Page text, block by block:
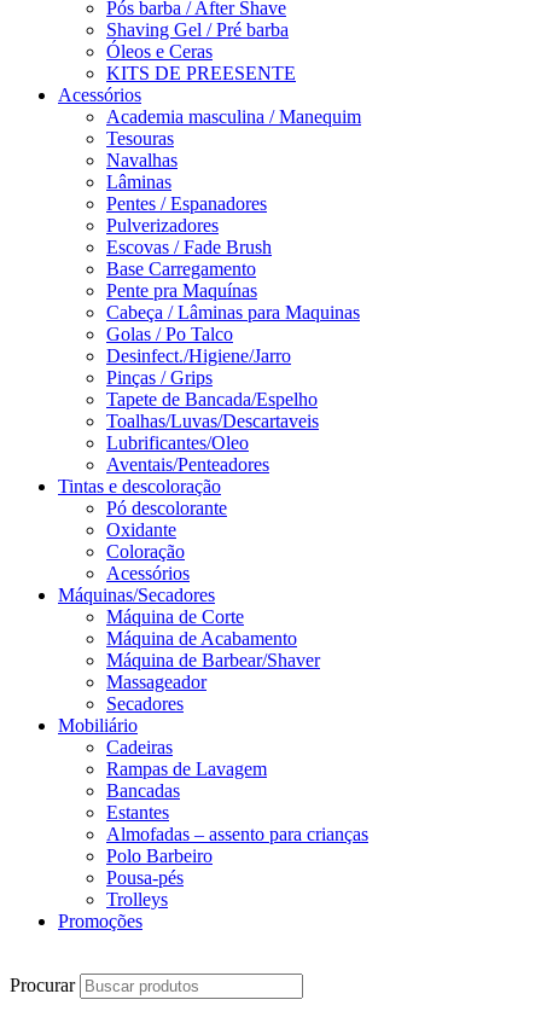
Pós barba / After Shave
Shaving Gel / Pré barba
Óleos e Ceras
KITS DE PREESENTE
Acessórios
Academia masculina / Manequim
Tesouras
Navalhas
Lâminas
Pentes / Espanadores
Pulverizadores
Escovas / Fade Brush
Base Carregamento
Pente pra Maquínas
Cabeça / Lâminas para Maquinas
Golas / Po Talco
Desinfect./Higiene/Jarro
Pinças / Grips
Tapete de Bancada/Espelho
Toalhas/Luvas/Descartaveis
Lubrificantes/Oleo
Aventais/Penteadores
Tintas e descoloração
Pó descolorante
Oxidante
Coloração
Acessórios
Máquinas/Secadores
Máquina de Corte
Máquina de Acabamento
Máquina de Barbear/Shaver
Massageador
Secadores
Mobiliário
Cadeiras
Rampas de Lavagem
Bancadas
Estantes
Almofadas – assento para crianças
Polo Barbeiro
Pousa-pés
Trolleys
Promoções
Procurar